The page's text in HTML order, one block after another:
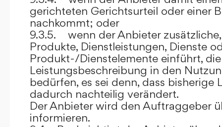
gerichteten Gerichtsurteil oder einer
nachkommt; oder
9.3.5. wenn der Anbieter
Produkte, Dienstleistungen, Dienste
Produkt-/Dienstelemente einführt,
Leistungsbeschreibung in den
bedürfen, es sei denn, dass bisherige
dadurch nachteilig verändert.
Der Anbieter wird den Auftraggeber
informieren.